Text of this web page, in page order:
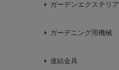
ガーデンエクステリア
ガーデニング用機械
連結金具